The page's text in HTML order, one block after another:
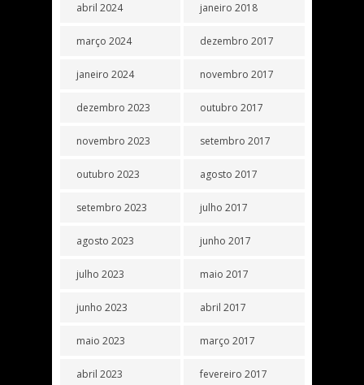
abril 2024
março 2024
janeiro 2024
dezembro 2023
novembro 2023
outubro 2023
setembro 2023
agosto 2023
julho 2023
junho 2023
maio 2023
abril 2023
janeiro 2018
dezembro 2017
novembro 2017
outubro 2017
setembro 2017
agosto 2017
julho 2017
junho 2017
maio 2017
abril 2017
março 2017
fevereiro 2017